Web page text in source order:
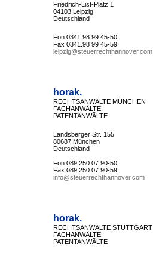
Friedrich-List-Platz 1
04103 Leipzig
Deutschland
Fon 0341.98 99 45-50
Fax 0341.98 99 45-59
leipzig@steuerrechthannover.com
horak.
RECHTSANWÄLTE MÜNCHEN
FACHANWÄLTE
PATENTANWÄLTE
Landsberger Str. 155
80687 München
Deutschland
Fon 089.250 07 90-50
Fax 089.250 07 90-59
info@steuerrechthannover.com
horak.
RECHTSANWÄLTE STUTTGART
FACHANWÄLTE
PATENTANWÄLTE